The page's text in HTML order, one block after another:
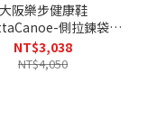
大阪樂步健康鞋
側拉鍊袋鼠
鞋CJGS1305(BLK-黑
色)
NT$3,038
NT$4,050